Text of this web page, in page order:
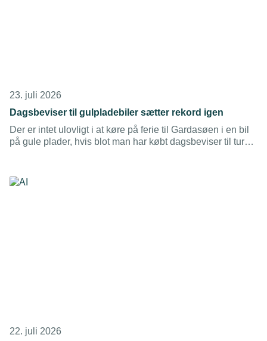
23. juli 2026
Dagsbeviser til gulpladebiler sætter rekord igen
Der er intet ulovligt i at køre på ferie til Gardasøen i en bil
på gule plader, hvis blot man har købt dagsbeviser til turen,
22. juli 2026